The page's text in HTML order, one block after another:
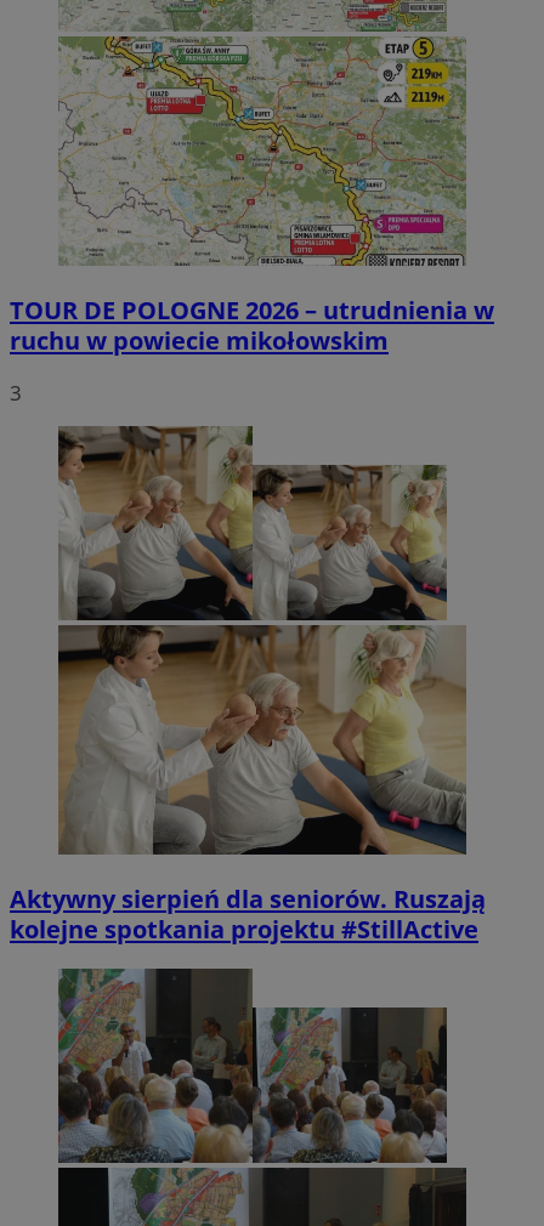
TOUR DE POLOGNE 2026 – utrudnienia w
ruchu w powiecie mikołowskim
3
Aktywny sierpień dla seniorów. Ruszają
kolejne spotkania projektu #StillActive